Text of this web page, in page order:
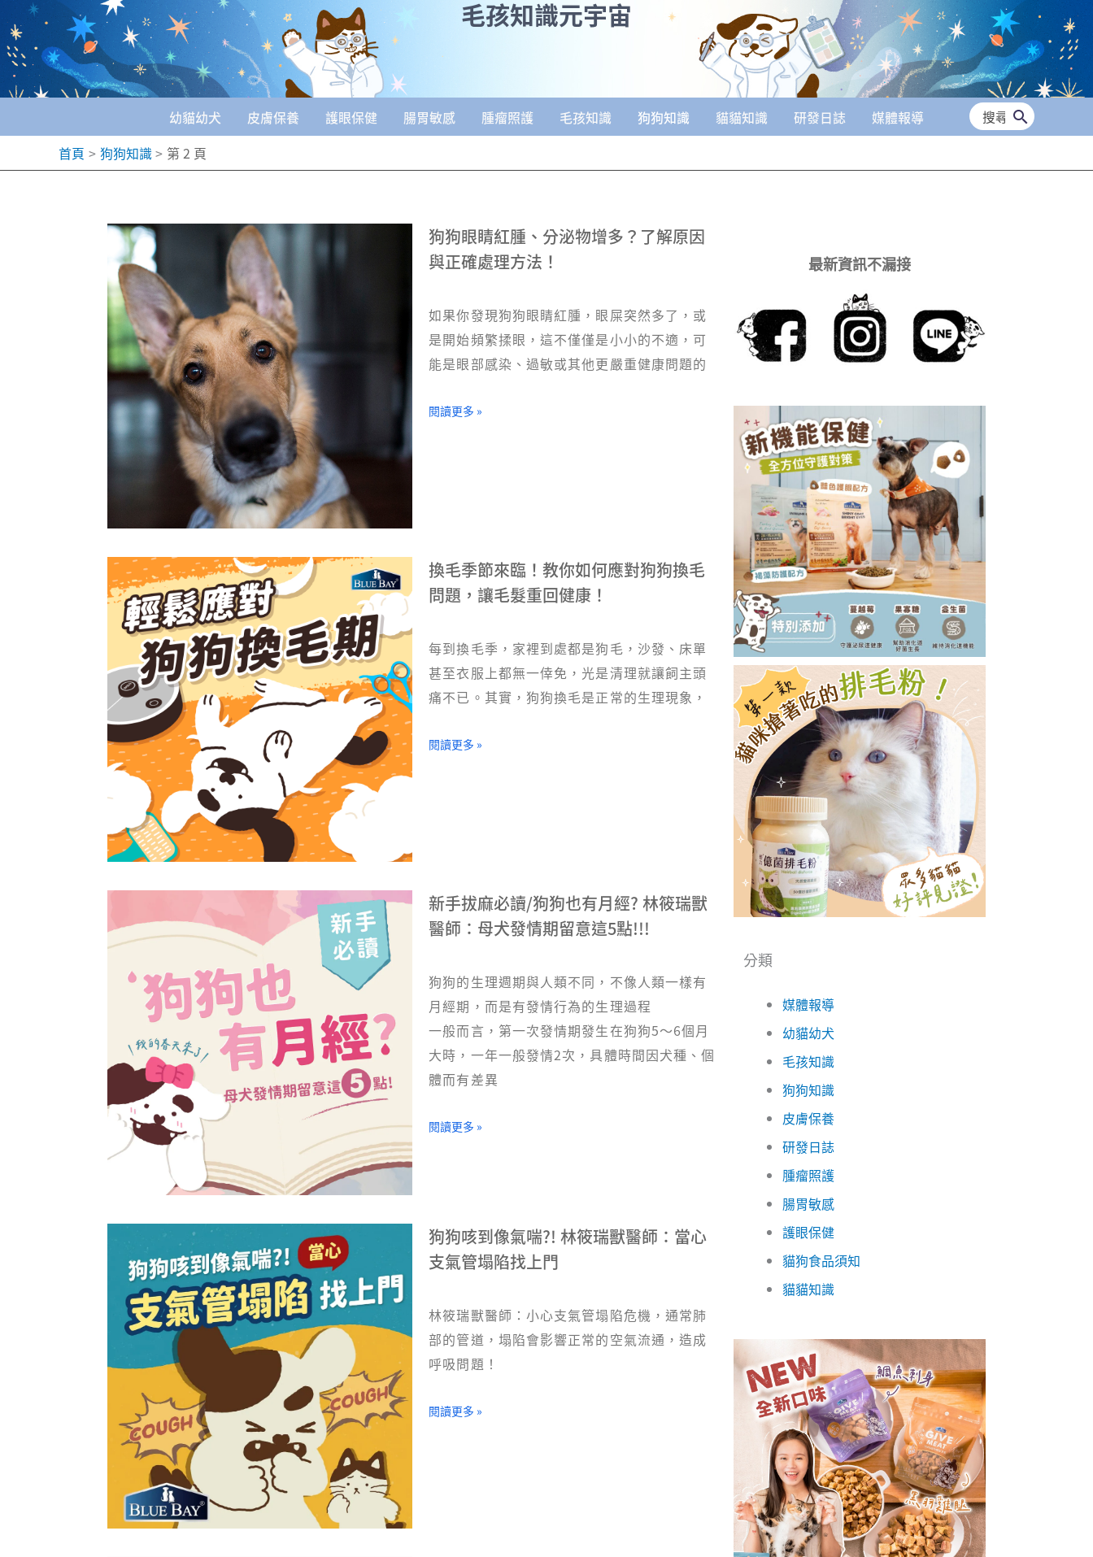
至
要
毛孩知識元宇宙
幼貓幼犬 皮膚保養 護眼保健 腸胃敏感 腫瘤照護 毛孩知識 狗狗知識 貓貓知識 研發日誌 媒體報導
搜
尋：
首頁
狗狗知識 第 2 頁
狗狗眼睛紅腫、分泌物增多？了解原因
與正確處理方法！
如果你發現狗狗眼睛紅腫，眼屎突然多了，或
是開始頻繁揉眼，這不僅僅是小小的不適，可
能是眼部感染、過敏或其他更嚴重健康問題的
閱讀更多 »
換毛季節來臨！教你如何應對狗狗換毛
問題，讓毛髮重回健康！
每到換毛季，家裡到處都是狗毛，沙發、床單
甚至衣服上都無一倖免，光是清理就讓飼主頭
痛不已。其實，狗狗換毛是正常的生理現象，
閱讀更多 »
新手拔麻必讀/狗狗也有月經? 林筱瑞獸
醫師：母犬發情期留意這5點!!!
狗狗的生理週期與人類不同，不像人類一樣有
月經期，而是有發情行為的生理過程
一般而言，第一次發情期發生在狗狗5～6個月
大時，一年一般發情2次，具體時間因犬種、個
體而有差異
閱讀更多 »
狗狗咳到像氣喘?! 林筱瑞獸醫師：當心
支氣管塌陷找上門
林筱瑞獸醫師：小心支氣管塌陷危機，通常肺
部的管道，塌陷會影響正常的空氣流通，造成
呼吸問題！
閱讀更多 »
頁面 頁面 頁面
最新資訊不漏接
分類
媒體報導
幼貓幼犬
毛孩知識
狗狗知識
皮膚保養
研發日誌
腫瘤照護
腸胃敏感
護眼保健
貓狗食品須知
貓貓知識